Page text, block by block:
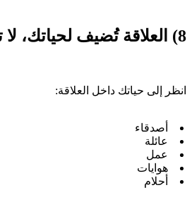
8) العلاقة تُضيف لحياتك، لا تأخذ عالمك
انظر إلى حياتك داخل العلاقة:
أصدقاء
عائلة
عمل
هوايات
أحلام